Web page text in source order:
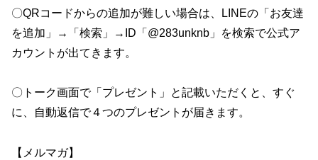
〇QRコードからの追加が難しい場合は、LINEの「お友達
を追加」→「検索」→ID「@283unknb」を検索で公式ア
カウントが出てきます。
〇トーク画面で「プレゼント」と記載いただくと、すぐ
に、自動返信で４つのプレゼントが届きます。
【メルマガ】